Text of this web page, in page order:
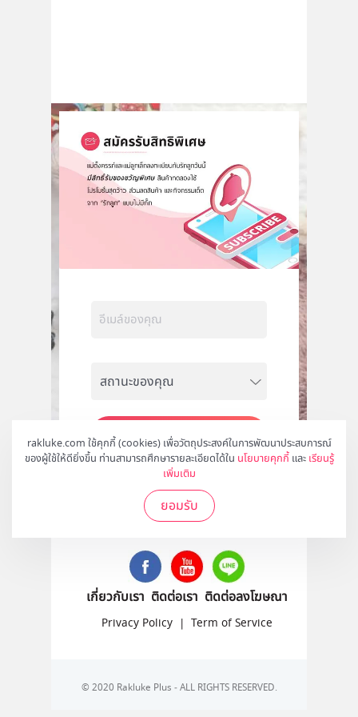
rakluke.com ใช้คุกกี้ (cookies) เพื่อวัตถุประสงค์ในการพัฒนาประสบการณ์
ของผู้ใช้ให้ดียิ่งขึ้น ท่านสามารถศึกษารายละเอียดได้ใน นโยบายคุกกี้ และ เรียนรู้
เพิ่มเติม
ยอมรับ
สมัคร
ติดตามเราได้ที่
เกี่ยวกับเรา ติดต่อเรา ติดต่อลงโฆษณา
Privacy Policy | Term of Service
© 2020 Rakluke Plus - ALL RIGHTS RESERVED.